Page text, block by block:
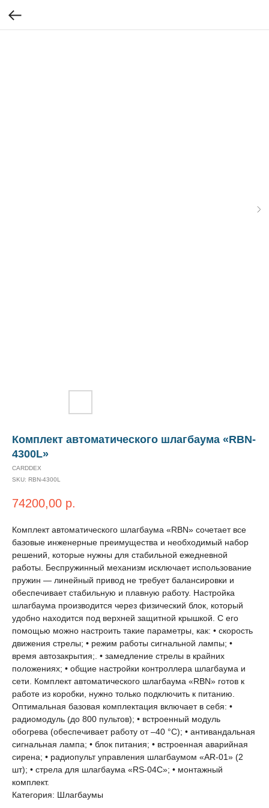
Комплект автоматического шлагбаума «RBN-
4300L»
CARDDEX
SKU: RBN-4300L
74200,00 р.
Комплект автоматического шлагбаума «RBN» сочетает все
базовые инженерные преимущества и необходимый набор
решений, которые нужны для стабильной ежедневной
работы. Беспружинный механизм исключает использование
пружин — линейный привод не требует балансировки и
обеспечивает стабильную и плавную работу. Настройка
шлагбаума производится через физический блок, который
удобно находится под верхней защитной крышкой. С его
помощью можно настроить такие параметры, как: • скорость
движения стрелы; • режим работы сигнальной лампы; •
время автозакрытия;. • замедление стрелы в крайних
положениях; • общие настройки контроллера шлагбаума и
сети. Комплект автоматического шлагбаума «RBN» готов к
работе из коробки, нужно только подключить к питанию.
Оптимальная базовая комплектация включает в себя: •
радиомодуль (до 800 пультов); • встроенный модуль
обогрева (обеспечивает работу от –40 °C); • антивандальная
сигнальная лампа; • блок питания; • встроенная аварийная
сирена; • радиопульт управления шлагбаумом «AR-01» (2
шт); • cтрела для шлагбаума «RS-04C»; • монтажный
комплект.
Категория: Шлагбаумы